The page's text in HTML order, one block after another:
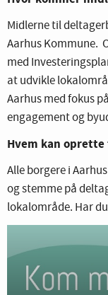
Midlerne til
Aarhus Kommune.
med
at udvikle
Aarhus med fokus
engagement og
Hvem kan oprette
Alle borgere i
og stemme på
lokalområde. Har